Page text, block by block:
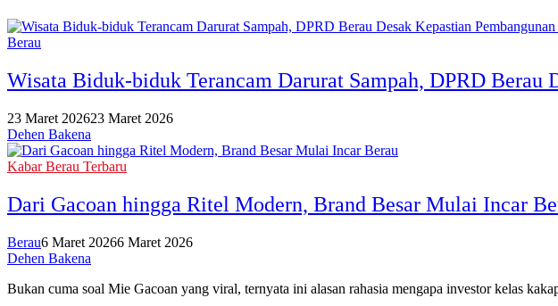
Berau
Wisata Biduk-biduk Terancam Darurat Sampah, DPRD Berau
23 Maret 202623 Maret 2026
Dehen Bakena
Kabar Berau Terbaru
Dari Gacoan hingga Ritel Modern, Brand Besar Mulai Incar
Berau6 Maret 20266 Maret 2026
Dehen Bakena
Bukan cuma soal Mie Gacoan yang viral, ternyata ini alasan rahasia mengapa investor kelas